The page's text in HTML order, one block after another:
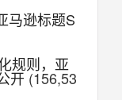
马逊标题S
规则，亚
开(156,53